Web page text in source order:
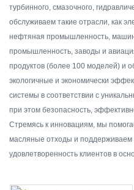
турбинного, смазочного,
обслуживаем такие отрасли, как
нефтяная промышленность,
промышленность, заводы и
продуктов (более 100 моделей) и
экологичные и экономически
системы в соответствии с
при этом безопасность,
Стремясь к инновациям, мы
масляные отходы и поддерживаем
удовлетворенность клиентов в